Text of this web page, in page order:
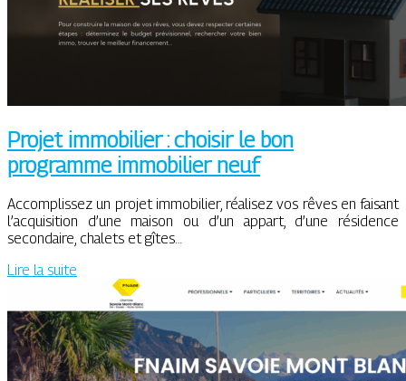
Projet immobilier : choisir le bon
programme immobilier neuf
Accomplissez un projet immobilier, réalisez vos rêves en faisant
l’acquisition d’une maison ou d’un appart, d’une résidence
secondaire, chalets et gîtes…
Lire la suite